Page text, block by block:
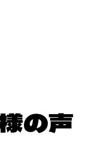
の声